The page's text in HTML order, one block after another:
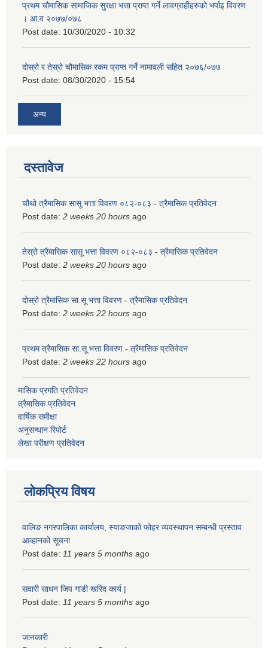
प्रथम चौमासिक सामाजिक सुरक्षा भत्ता प्राप्त गर्ने लावग्राहीहरुको भर्पाइ विवरण
। आ.व २०७७/०७८
Post date: 10/30/2020 - 10:32
दोस्रो र तेस्रो चौमासिक रकम प्राप्त गर्ने नामावली सहित २०७६/०७७
Post date: 08/30/2020 - 15:54
अन्य
दस्तावेज
चौथो त्रैमासिक सासू भत्ता विवरण ०८२-०८३ - त्रैमासिक प्रतिवेदन
Post date: 2 weeks 20 hours ago
तेस्रो त्रैमासिक सासू भत्ता विवरण ०८२-०८३ - त्रैमासिक प्रतिवेदन
Post date: 2 weeks 20 hours ago
दोस्रो त्रैमासिक सा.सू भत्ता विवरण - त्रैमासिक प्रतिवेदन
Post date: 2 weeks 22 hours ago
प्रथम त्रैमासिक सा.सू भत्ता विवरण - त्रैमासिक प्रतिवेदन
Post date: 2 weeks 22 hours ago
मासिक प्रगति प्रतिवेदन
त्रैमासिक प्रतिवेदन
वार्षिक समीक्षा
अनुसन्धान रिपोर्ट
लेखा परीक्षण प्रतिवेदन
लोकप्रिय विषय
वालिङ नगरपालिका कार्यालय, स्याङजाको फोहर व्यवस्थापन सम्बन्धी प्रस्ताव
आव्हानको सूचना
Post date: 11 years 5 months ago
सवारी साधन जिप गाडी खरिद कार्य |
Post date: 11 years 5 months ago
जानकारी